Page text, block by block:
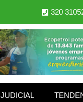
320
JUDICIAL